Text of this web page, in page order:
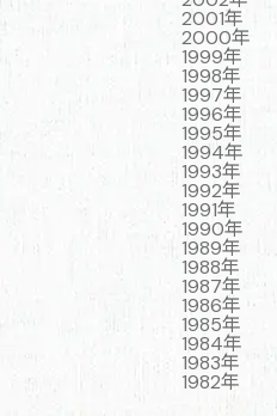
2001年
2000年
1999年
1998年
1997年
1996年
1995年
1994年
1993年
1992年
1991年
1990年
1989年
1988年
1987年
1986年
1985年
1984年
1983年
1982年